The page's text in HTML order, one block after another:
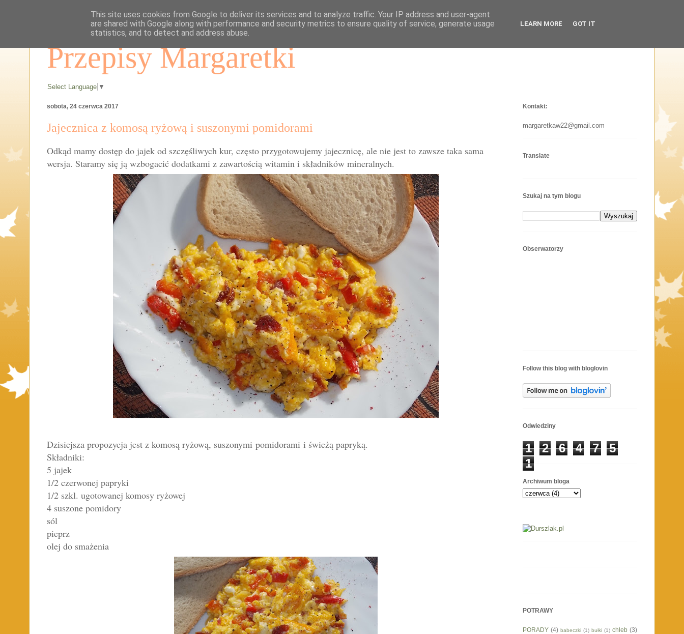
Przepisy Margaretki
Select Language ▼
sobota, 24 czerwca 2017
Jajecznica z komosą ryżową i suszonymi pomidorami
Odkąd mamy dostęp do jajek od szczęśliwych kur, często przygotowujemy jajecznicę, ale nie jest to zawsze taka sama
wersja. Staramy się ją wzbogacić dodatkami z zawartością witamin i składników mineralnych.
Dzisiejsza propozycja jest z komosą ryżową, suszonymi pomidorami i świeżą papryką.
Składniki:
5 jajek
1/2 czerwonej papryki
1/2 szkl. ugotowanej komosy ryżowej
4 suszone pomidory
sól
pieprz
olej do smażenia
Kontakt:
margaretkaw22@gmail.com
Translate
Szukaj na tym blogu
Obserwatorzy
Follow this blog with bloglovin
Odwiedziny
1 2 6 4 7
5
1
Archiwum bloga
POTRAWY
PORADY (4) babeczki (1) bułki (1) chleb (3)
This site uses cookies from Google to deliver its services and to analyze traffic. Your IP address and user-agent
are shared with Google along with performance and security metrics to ensure quality of service, generate usage
statistics, and to detect and address abuse.
LEARN MORE GOT IT